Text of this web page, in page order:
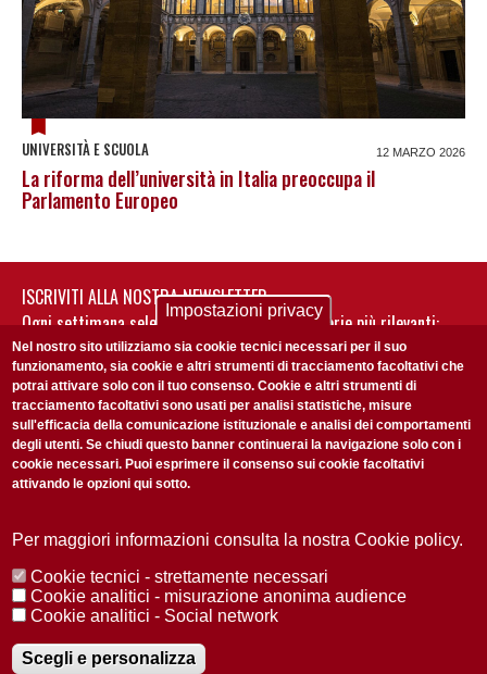
UNIVERSITÀ E SCUOLA 12 MARZO 2026
La riforma dell’università in Italia preoccupa il
Parlamento Europeo
ISCRIVITI ALLA NOSTRA NEWSLETTER
Ogni settimana selezioniamo per te nostre storie più rilevanti:
non perderti gli aggiornamenti della nostra newsletter
Accetto laPrivacy Policy
Redazione Copyright Privacy
Area stampa
© 2025 Università di Padova
Registrazione presso il Tribunale di Padova n. 2097/2012 del 18 giugno
2012
Impostazioni privacy
Nel nostro sito utilizziamo sia cookie tecnici necessari per il suo
funzionamento, sia cookie e altri strumenti di tracciamento facoltativi che
potrai attivare solo con il tuo consenso. Cookie e altri strumenti di
tracciamento facoltativi sono usati per analisi statistiche, misure
sull'efficacia della comunicazione istituzionale e analisi dei comportamenti
degli utenti. Se chiudi questo banner continuerai la navigazione solo con i
cookie necessari. Puoi esprimere il consenso sui cookie facoltativi
attivando le opzioni qui sotto.
Per maggiori informazioni consulta la nostra Cookie policy.
Cookie tecnici - strettamente necessari
Cookie analitici - misurazione anonima audience
Cookie analitici - Social network
Scegli e personalizza